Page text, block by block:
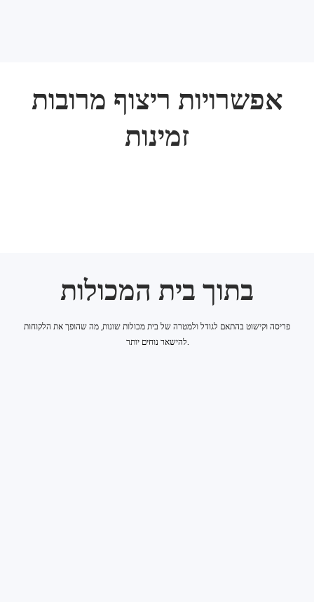
אפשרויות ריצוף מרובות
זמינות
בתוך בית המכולות
פריסה וקישוט בהתאם לגודל ולמטרה של בית מכולות שונות, מה שהופך את הלקוחות
להישאר נוחים יותר.